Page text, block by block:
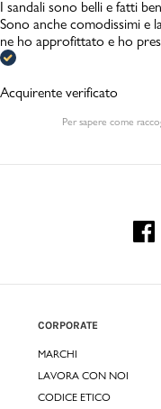
I sandali sono belli e fatti
Sono anche comodissimi e
ne ho approfittato e ho
Acquirente verificato
Per sapere come
CORPORATE
MARCHI
LAVORA CON NOI
CODICE ETICO